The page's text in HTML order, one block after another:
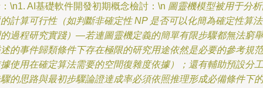
\n1. AI基礎軟件開發初期概念檢討：\n 圖靈機模型被用于分
計算可行性（如判斷非確定性 NP 是否可以化簡為確定性算
過程研究實踐）—若連圖靈機定義的簡單有限步驟都無法窮舉
的事件歸類條件下存在極限的研究用途依然是必要的參考規范
使用在確定算法需要的空間復雜度依據）；還有輔助預設分工
的思路與最初步驟論證達成率必須依照推理形成必備條件下的